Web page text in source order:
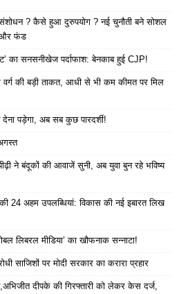
? कैसे हुआ दुरुपयोग ? नई चुनौती बने सोशल
और फंड
का सनसनीखेज पर्दाफाश: बेनकाब हुई CJP!
की बड़ी ताकत, आधी से भी कम कीमत पर मिल
देना पड़ेगा, अब सब कुछ पारदर्शी!
ने बंदूकों की आवाजें सुनी, अब युवा बुन रहे भविष्य
24 अहम उपलब्धियां: विकास की नई इबारत लिख
लिबरल मीडिया’ का खौफनाक सन्नाटा!
साजिशों पर मोदी सरकार का करारा प्रहार
दीपके की गिरफ्तारी को लेकर केस दर्ज,